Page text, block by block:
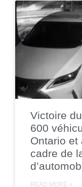
Victoire
600
Ontario et
cadre de
READ MORE »